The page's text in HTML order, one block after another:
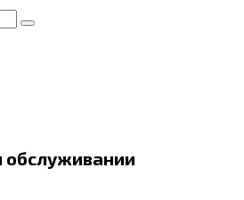
обслуживании